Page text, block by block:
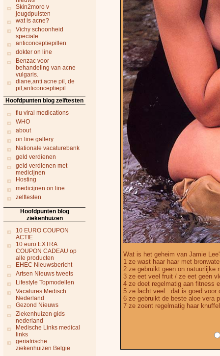
Skin2moro v
jeugdpuisten
wat is acne?
Vichy schoonheid
speciale
anticonceptiepillen
dokter on line
Benzac voor
behandeling van acne
vulgaris.
diane,anti acne pil, de
pil,anticonceptiepil
Hoofdpunten blog zelftesten
flu viral medications
WHO
about
on line gallery
Nationale vacaturebank
geld verdienen
geld verdienen met
medicijnen
Hosting
medicijnen on line
zelftesten
Hoofdpunten blog
ziekenhuizen
10 EURO COUPON
ACTIE
10 euro EXTRA
COUPON CADEAU op
alle producten
EHEC Nieuwsbericht
Artsen Nieuws tweets
Lifestyle Topmodellen
Vacatures Medisch
Nederland
Gezond Nieuws
Ziekenhuizen gids
nederland
Medische Links medical
links
geriatrische
ziekenhuizen Belgie
Wat is het geheim van Jamie
1 ze wast haar haar met
2 ze gebruikt geen on natuurlijke
3 ze eet veel fruit / ze eet geen
4 ze doet regelmatig aan fitness
5 ze lacht veel ..dat is goed voor
6 ze gebruikt de beste aloe vera
7 ze zoent regelmatig haar